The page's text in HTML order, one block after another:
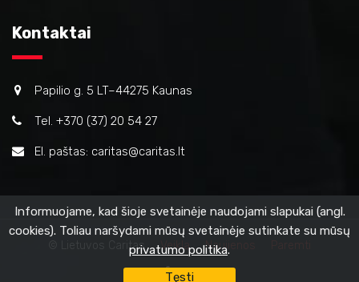
Informuojame, kad šioje svetainėje naudojami slapukai (angl.
cookies). Toliau naršydami mūsų svetainėje sutinkate su mūsų
privatumo politika.
Tęsti
Kontaktai
Papilio g. 5 LT–44275 Kaunas
Tel. +370 (37) 20 54 27
El. paštas: caritas@caritas.lt
© Lietuvos Caritas Veikla Naujienos